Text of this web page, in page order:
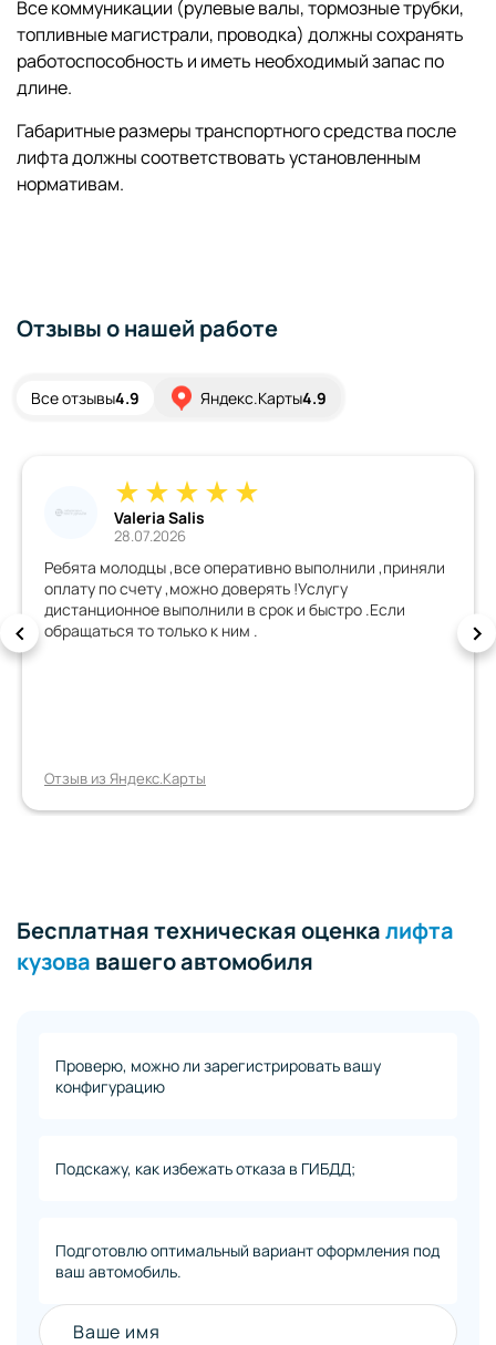
Все коммуникации (рулевые валы, тормозные трубки,
топливные магистрали, проводка) должны сохранять
работоспособность и иметь необходимый запас по
длине.
Габаритные размеры транспортного средства после
лифта должны соответствовать установленным
нормативам.
Отзывы о нашей работе
Все отзывы4.9 Яндекс.Карты4.9
,приняли
.Если
Работают специалисты, хороший сервис )
Отзыв из Яндекс.Карты
Бесплатная техническая оценкалифта
кузова вашего автомобиля
Проверю, можно ли зарегистрировать вашу
конфигурацию
Подскажу, как избежать отказа в ГИБДД;
Подготовлю оптимальный вариант оформления под
ваш автомобиль.
Ваше имя